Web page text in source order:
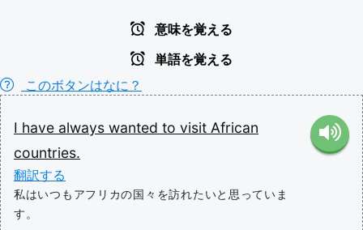
意味を覚える
単語を覚える
このボタンはなに？
I have always wanted to visit African
countries.
翻訳する
私はいつもアフリカの国々を訪れたいと思っていま
す。